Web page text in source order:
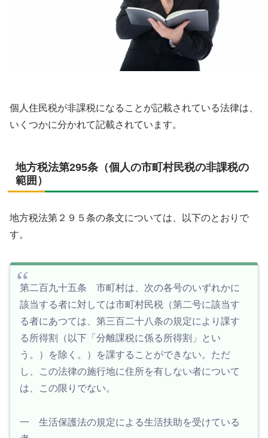
個人住民税が非課税になることが記載されている法律は、
いくつかに分かれて記載されています。
地方税法第295条（個人の市町村民税の非課税の
範囲）
地方税法第２９５条の条文については、以下のとおりで
す。
第二百九十五条 市町村は、次の各号のいずれかに
該当する者に対しては市町村民税（第二号に該当す
る者にあつては、第三百二十八条の規定により課す
る所得割（以下「分離課税に係る所得割」とい
う。）を除く。）を課することができない。ただ
し、この法律の施行地に住所を有しない者について
は、この限りでない。
一 生活保護法の規定による生活扶助を受けている